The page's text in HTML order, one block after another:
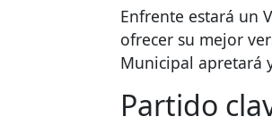
Enfrente estará un
ofrecer su mejor
Municipal apretará
Partido